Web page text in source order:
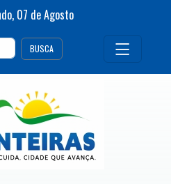
07 deAgosto
BUSCA